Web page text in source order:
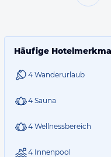
Häufige
4 Wanderurlaub
4 Sauna
4 Wellnessbereich
4 Innenpool